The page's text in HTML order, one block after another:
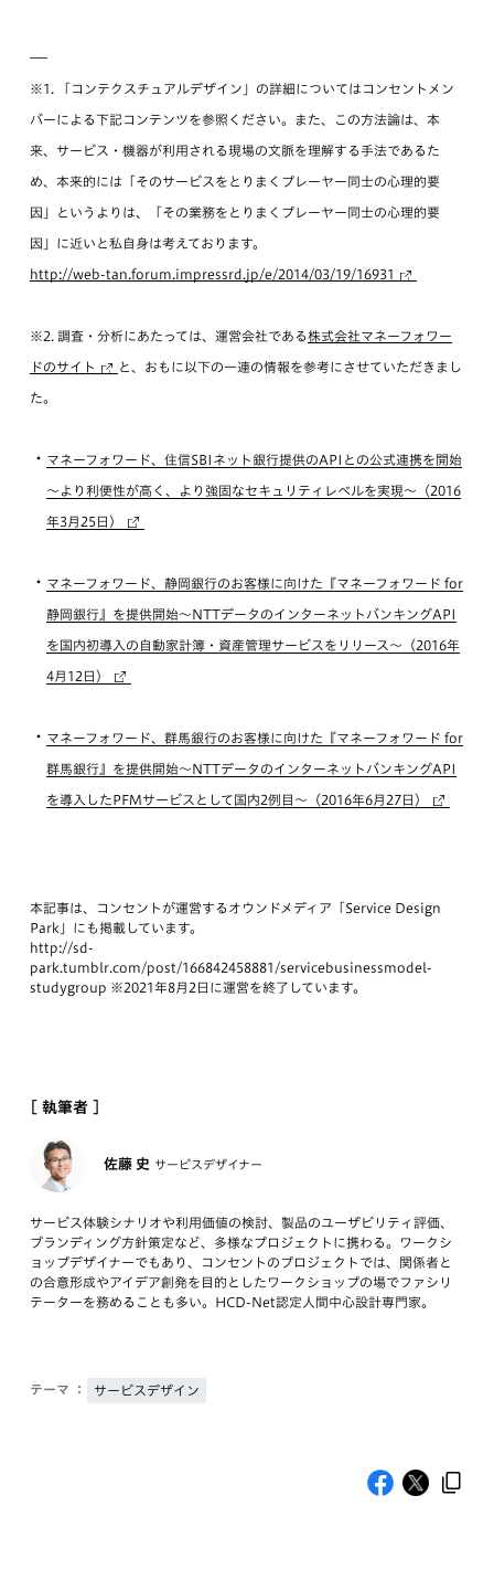
—
※1. 「コンテクスチュアルデザイン」の詳細についてはコンセントメン
バーによる下記コンテンツを参照ください。また、この方法論は、本
来、サービス・機器が利用される現場の文脈を理解する手法であるた
め、本来的には「そのサービスをとりまくプレーヤー同士の心理的要
因」というよりは、「その業務をとりまくプレーヤー同士の心理的要
因」に近いと私自身は考えております。
http://web-tan.forum.impressrd.jp/e/2014/03/19/16931
※2. 調査・分析にあたっては、運営会社である株式会社マネーフォワー
ドのサイト と、おもに以下の一連の情報を参考にさせていただきまし
た。
マネーフォワード、住信SBIネット銀行提供のAPIとの公式連携を開始
～より利便性が高く、より強固なセキュリティレベルを実現～（2016
年3月25日）
マネーフォワード、静岡銀行のお客様に向けた『マネーフォワード for
静岡銀行』を提供開始～NTTデータのインターネットバンキングAPI
を国内初導入の自動家計簿・資産管理サービスをリリース～（2016年
4月12日）
マネーフォワード、群馬銀行のお客様に向けた『マネーフォワード for
群馬銀行』を提供開始〜NTTデータのインターネットバンキングAPI
を導入したPFMサービスとして国内2例目～（2016年6月27日）
本記事は、コンセントが運営するオウンドメディア「Service Design
Park」にも掲載しています。
http://sd-
park.tumblr.com/post/166842458881/servicebusinessmodel-
studygroup ※2021年8月2日に運営を終了しています。
[ 執筆者 ]
佐藤 史 サービスデザイナー
サービス体験シナリオや利用価値の検討、製品のユーザビリティ評価、
ブランディング方針策定など、多様なプロジェクトに携わる。ワークシ
ョップデザイナーでもあり、コンセントのプロジェクトでは、関係者と
の合意形成やアイデア創発を目的としたワークショップの場でファシリ
テーターを務めることも多い。HCD-Net認定人間中心設計専門家。
テーマ ： サービスデザイン